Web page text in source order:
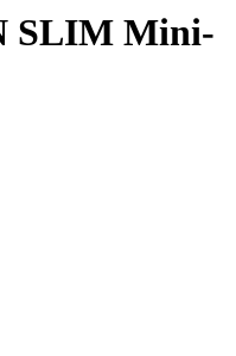
SLIM Mini-